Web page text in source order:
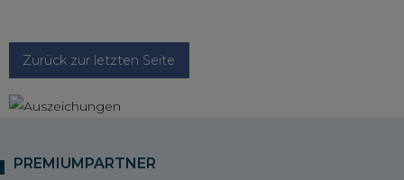
Zurück zur letzten Seite
PREMIUMPARTNER